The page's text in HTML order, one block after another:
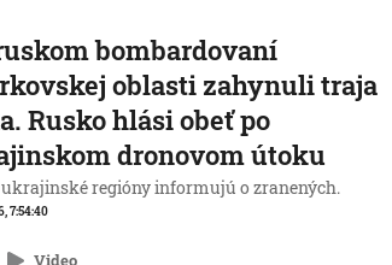
bombardovaní
oblasti zahynuli traja
Rusko hlási obeť po
dronovom útoku
ukrajinské regióny informujú o zranených.
7:54:40
Video